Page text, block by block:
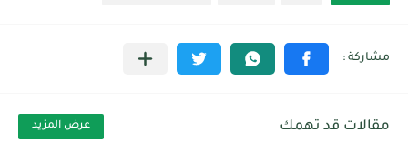
مقالات قد تهمك عرض المزيد